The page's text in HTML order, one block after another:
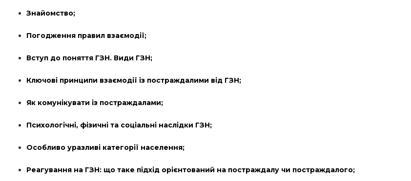
Знайомство;
Погодження правил взаємодії;
Вступ до поняття ГЗН. Види ГЗН;
Ключові принципи взаємодії із постраждалими від ГЗН;
Як комунікувати із постраждалами;
Психологічні, фізичні та соціальні наслідки ГЗН;
Особливо уразливі категорії населення;
Реагування на ГЗН: що таке підхід орієнтований на постраждалу чи постраждалого;